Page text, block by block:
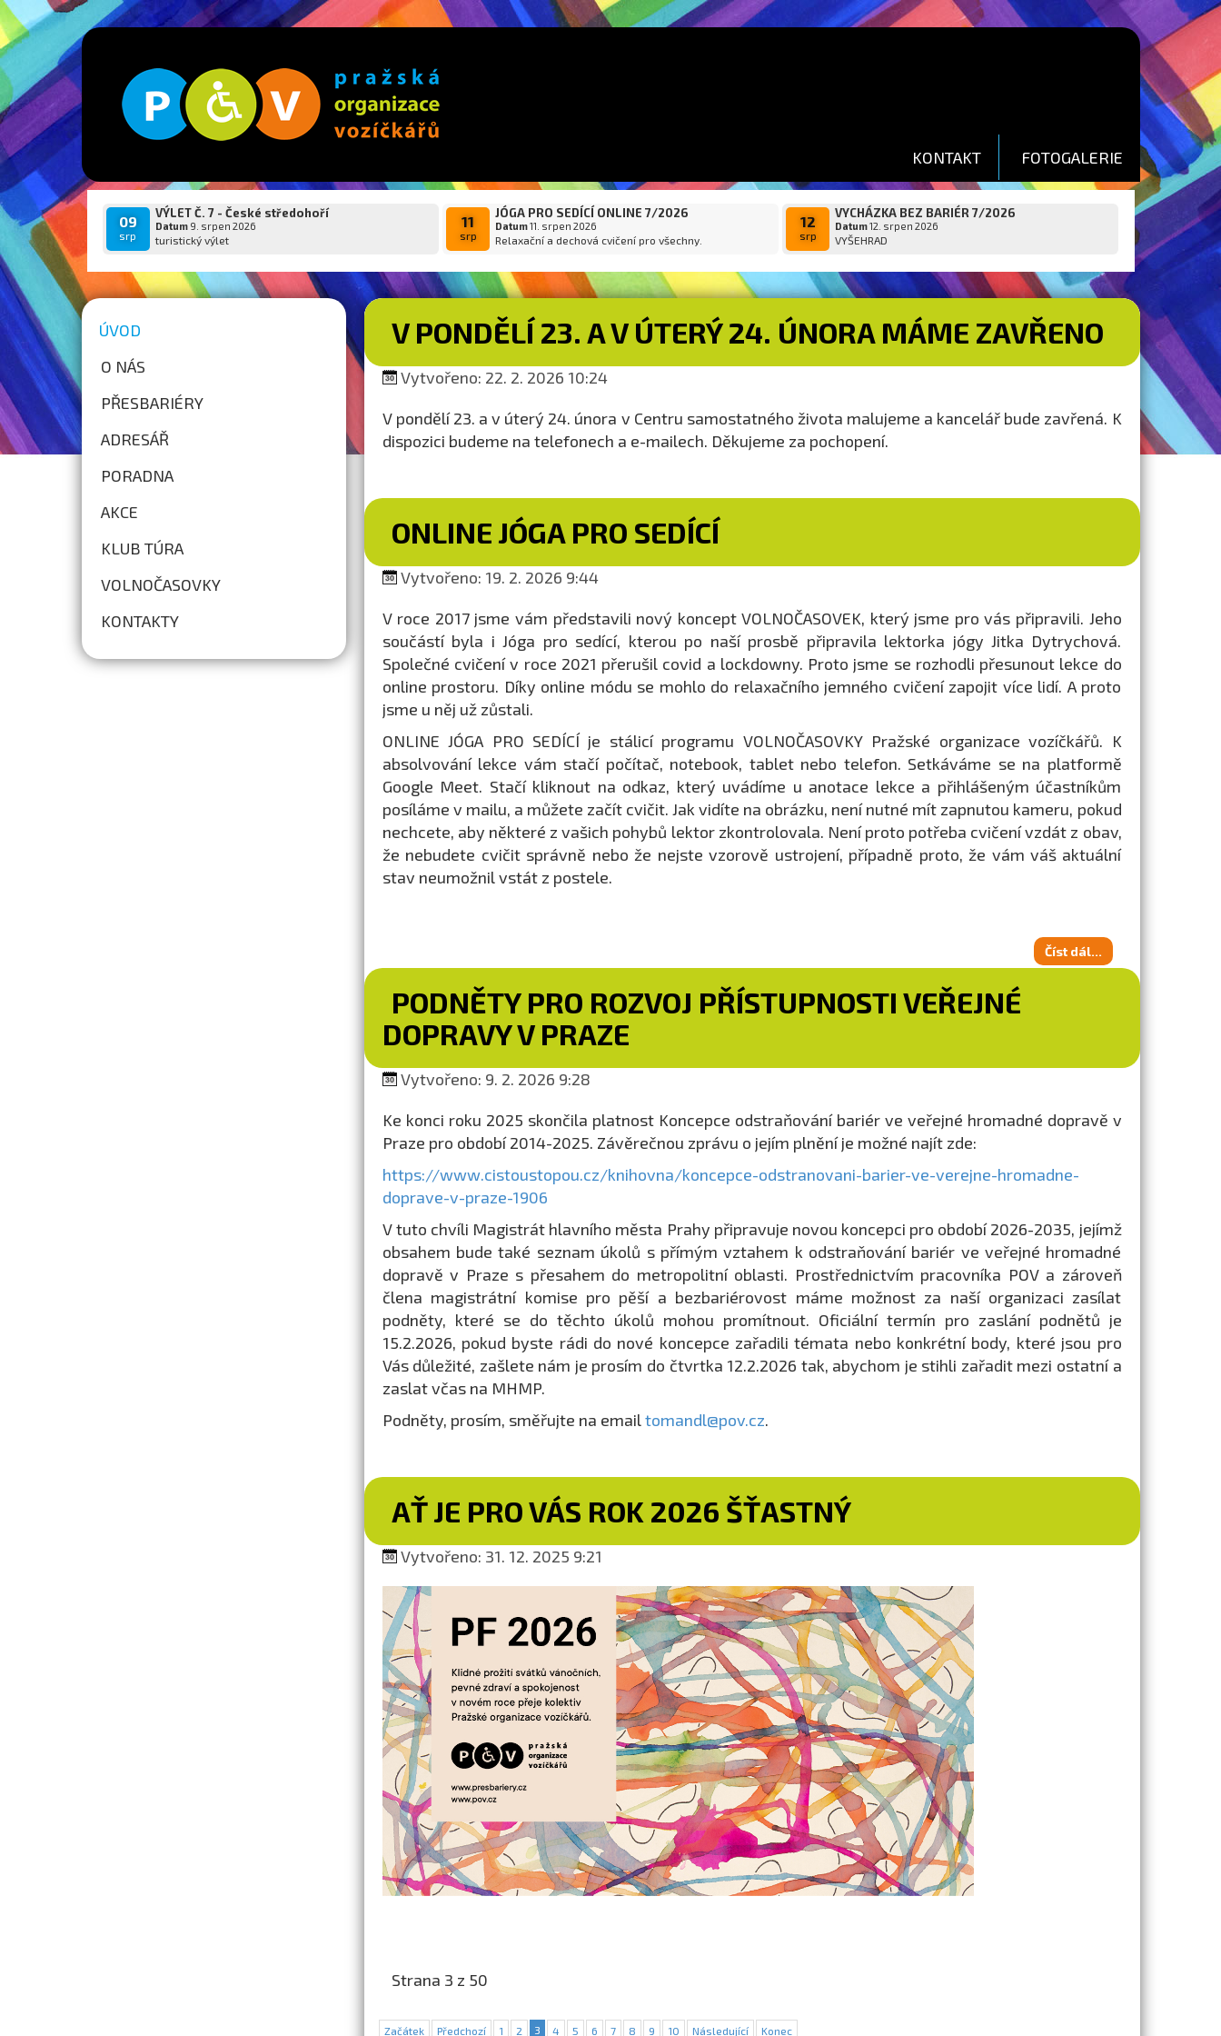
KONTAKT FOTOGALERIE
09
srp
VÝLET Č. 7 - České středohoří
Datum9. srpen 2026
turistický výlet
11
srp
JÓGA PRO SEDÍCÍ ONLINE 7/2026
Datum11. srpen 2026
Relaxační a dechová cvičení pro všechny.
12
srp
VYCHÁZKA BEZ BARIÉR 7/2026
Datum12. srpen 2026
VYŠEHRAD
ÚVOD
O NÁS
PŘESBARIÉRY
ADRESÁŘ
PORADNA
AKCE
KLUB TÚRA
VOLNOČASOVKY
KONTAKTY
V PONDĚLÍ 23. A V ÚTERÝ 24. ÚNORA MÁME ZAVŘENO
Vytvořeno: 22. 2. 2026 10:24
V pondělí 23. a v úterý 24. února v Centru samostatného života malujeme a kancelář bude zavřená. K
dispozici budeme na telefonech a e-mailech. Děkujeme za pochopení.
ONLINE JÓGA PRO SEDÍCÍ
Vytvořeno: 19. 2. 2026 9:44
V roce 2017 jsme vám představili nový koncept VOLNOČASOVEK, který jsme pro vás připravili. Jeho
součástí byla i Jóga pro sedící, kterou po naší prosbě připravila lektorka jógy Jitka Dytrychová.
Společné cvičení v roce 2021 přerušil covid a lockdowny. Proto jsme se rozhodli přesunout lekce do
online prostoru. Díky online módu se mohlo do relaxačního jemného cvičení zapojit více lidí. A proto
jsme u něj už zůstali.
ONLINE JÓGA PRO SEDÍCÍ je stálicí programu VOLNOČASOVKY Pražské organizace vozíčkářů. K
absolvování lekce vám stačí počítač, notebook, tablet nebo telefon. Setkáváme se na platformě
Google Meet. Stačí kliknout na odkaz, který uvádíme u anotace lekce a přihlášeným účastníkům
posíláme v mailu, a můžete začít cvičit. Jak vidíte na obrázku, není nutné mít zapnutou kameru, pokud
nechcete, aby některé z vašich pohybů lektor zkontrolovala. Není proto potřeba cvičení vzdát z obav,
že nebudete cvičit správně nebo že nejste vzorově ustrojení, případně proto, že vám váš aktuální
stav neumožnil vstát z postele.
Číst dál...
PODNĚTY PRO ROZVOJ PŘÍSTUPNOSTI VEŘEJNÉ
DOPRAVY V PRAZE
Vytvořeno: 9. 2. 2026 9:28
Ke konci roku 2025 skončila platnost Koncepce odstraňování bariér ve veřejné hromadné dopravě v
Praze pro období 2014-2025. Závěrečnou zprávu o jejím plnění je možné najít zde:
https://www.cistoustopou.cz/knihovna/koncepce-odstranovani-barier-ve-verejne-hromadne-
doprave-v-praze-1906
V tuto chvíli Magistrát hlavního města Prahy připravuje novou koncepci pro období 2026-2035, jejímž
obsahem bude také seznam úkolů s přímým vztahem k odstraňování bariér ve veřejné hromadné
dopravě v Praze s přesahem do metropolitní oblasti. Prostřednictvím pracovníka POV a zároveň
člena magistrátní komise pro pěší a bezbariérovost máme možnost za naší organizaci zasílat
podněty, které se do těchto úkolů mohou promítnout. Oficiální termín pro zaslání podnětů je
15.2.2026, pokud byste rádi do nové koncepce zařadili témata nebo konkrétní body, které jsou pro
Vás důležité, zašlete nám je prosím do čtvrtka 12.2.2026 tak, abychom je stihli zařadit mezi ostatní a
zaslat včas na MHMP.
Podněty, prosím, směřujte na emailtomandl@pov.cz.
AŤ JE PRO VÁS ROK 2026 ŠŤASTNÝ
Vytvořeno: 31. 12. 2025 9:21
Strana 3 z 50
Začátek Předchozí 1 2 3 4 5 6 7 8 9 10 Následující Konec